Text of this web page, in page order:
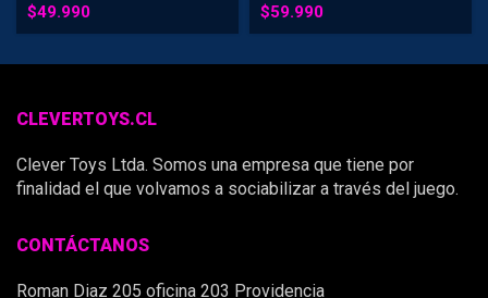
$49.990 $59.990
CLEVERTOYS.CL
Clever Toys Ltda. Somos una empresa que tiene por
finalidad el que volvamos a sociabilizar a través del juego.
CONTÁCTANOS
Roman Diaz 205 oficina 203 Providencia